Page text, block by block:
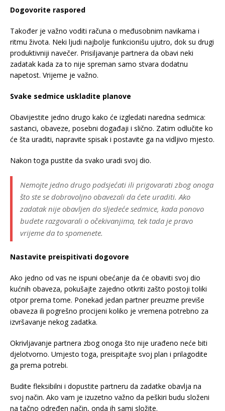
Dogovorite raspored
Također je važno voditi računa o međusobnim navikama i
ritmu života. Neki ljudi najbolje funkcionišu ujutro, dok su drugi
produktivniji navečer. Prisiljavanje partnera da obavi neki
zadatak kada za to nije spreman samo stvara dodatnu
napetost. Vrijeme je važno.
Svake sedmice uskladite planove
Obavijestite jedno drugo kako će izgledati naredna sedmica:
sastanci, obaveze, posebni događaji i slično. Zatim odlučite ko
će šta uraditi, napravite spisak i postavite ga na vidljivo mjesto.
Nakon toga pustite da svako uradi svoj dio.
Nemojte jedno drugo podsjećati ili prigovarati zbog onoga
što ste se dobrovoljno obavezali da ćete uraditi. Ako
zadatak nije obavljen do sljedeće sedmice, kada ponovo
budete razgovarali o očekivanjima, tek tada je pravo
vrijeme da to spomenete.
Nastavite preispitivati dogovore
Ako jedno od vas ne ispuni obećanje da će obaviti svoj dio
kućnih obaveza, pokušajte zajedno otkriti zašto postoji toliki
otpor prema tome. Ponekad jedan partner preuzme previše
obaveza ili pogrešno procijeni koliko je vremena potrebno za
izvršavanje nekog zadatka.
Okrivljavanje partnera zbog onoga što nije urađeno neće biti
djelotvorno. Umjesto toga, preispitajte svoj plan i prilagodite
ga prema potrebi.
Budite fleksibilni i dopustite partneru da zadatke obavlja na
svoj način. Ako vam je izuzetno važno da peškiri budu složeni
na tačno određen način, onda ih sami složite.